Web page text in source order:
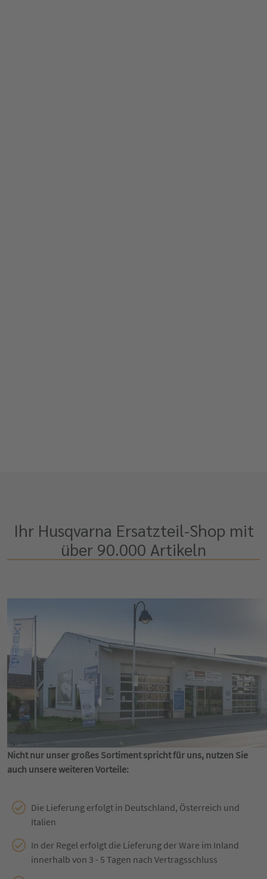
Ihr Husqvarna Ersatzteil-Shop mit
über 90.000 Artikeln
Nicht nur unser großes Sortiment spricht für uns, nutzen Sie
auch unsere weiteren Vorteile:
Die Lieferung erfolgt in Deutschland, Österreich und
Italien
In der Regel erfolgt die Lieferung der Ware im Inland
innerhalb von 3 - 5 Tagen nach Vertragsschluss